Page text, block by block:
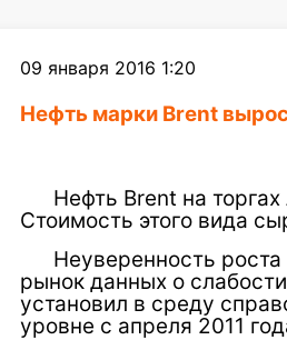
09 января 2016 1:20
Нефть марки Brent
Нефть Brent на
Стоимость этого вида
Неуверенность
рынок данных о
установил в среду
уровне с апреля 2011